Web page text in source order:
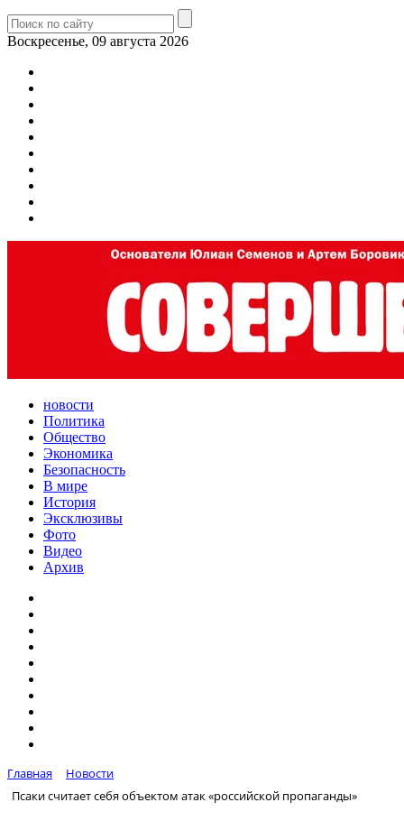
Воскресенье, 09 августа 2026
новости
Политика
Общество
Экономика
Безопасность
В мире
История
Эксклюзивы
Фото
Видео
Архив
Главная
Новости
Псаки считает себя объектом атак «российской пропаганды»